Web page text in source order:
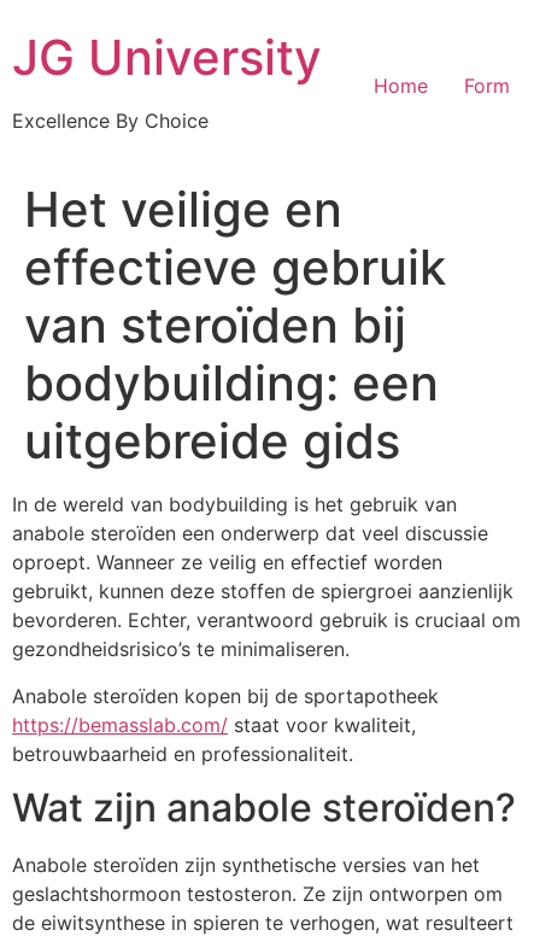
content
JG University
Excellence By Choice
Home Form
Het veilige en
effectieve gebruik
van steroïden bij
bodybuilding: een
uitgebreide gids
In de wereld van bodybuilding is het gebruik van
anabole steroïden een onderwerp dat veel discussie
oproept. Wanneer ze veilig en effectief worden
gebruikt, kunnen deze stoffen de spiergroei aanzienlijk
bevorderen. Echter, verantwoord gebruik is cruciaal om
gezondheidsrisico’s te minimaliseren.
Anabole steroïden kopen bij de sportapotheek
https://bemasslab.com/ staat voor kwaliteit,
betrouwbaarheid en professionaliteit.
Wat zijn anabole steroïden?
Anabole steroïden zijn synthetische versies van het
geslachtshormoon testosteron. Ze zijn ontworpen om
de eiwitsynthese in spieren te verhogen, wat resulteert